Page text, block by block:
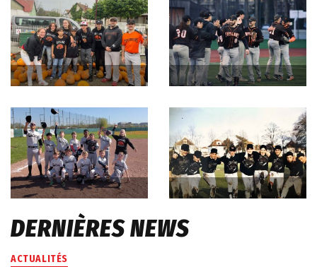
image image
image image
DERNIÈRES NEWS
ACTUALITÉS